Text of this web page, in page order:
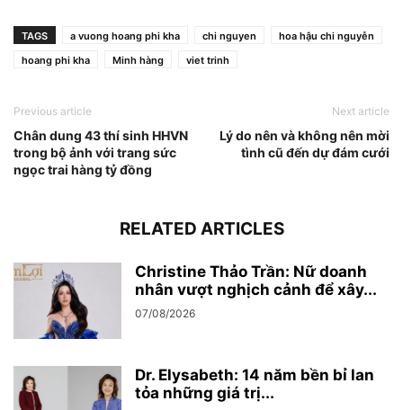
TAGS a vuong hoang phi kha chi nguyen
hoa hậu chi nguyễn
hoang phi kha
Minh hàng viet trinh
Previous article
Chân dung 43 thí sinh HHVN
trong bộ ảnh với trang sức
ngọc trai hàng tỷ đồng
Next article
Lý do nên và không nên mời
tình cũ đến dự đám cưới
RELATED ARTICLES
Christine Thảo Trần: Nữ doanh
nhân vượt nghịch cảnh để xây...
07/08/2026
Dr. Elysabeth: 14 năm bền bỉ lan
tỏa những giá trị...